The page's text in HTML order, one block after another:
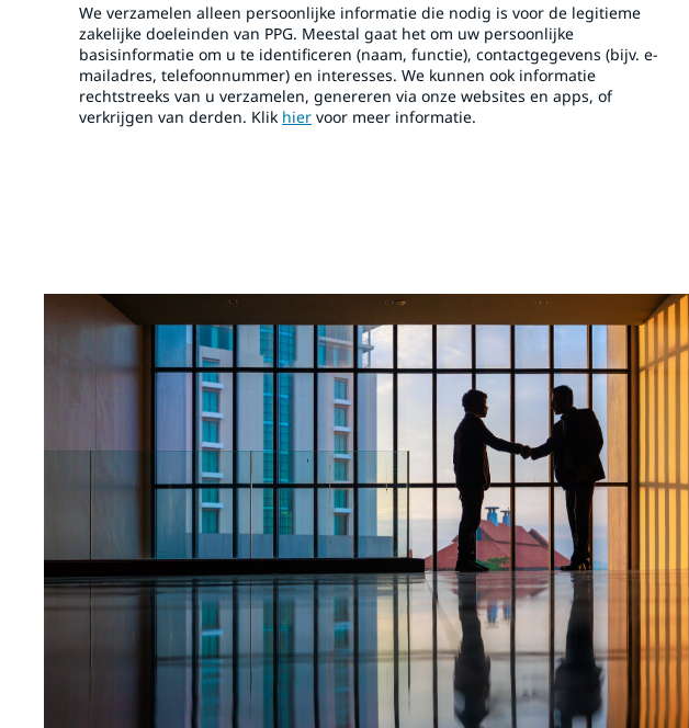
We verzamelen alleen persoonlijke informatie die nodig is voor de legitieme
zakelijke doeleinden van PPG. Meestal gaat het om uw persoonlijke
basisinformatie om u te identificeren (naam, functie), contactgegevens (bijv. e-
mailadres, telefoonnummer) en interesses. We kunnen ook informatie
rechtstreeks van u verzamelen, genereren via onze websites en apps, of
verkrijgen van derden. Klik hier voor meer informatie.